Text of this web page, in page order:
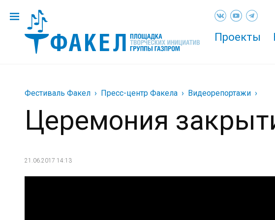
Проекты
Фестиваль Факел Пресс-центр Факела Видеорепортажи
Церемония
21.06.2017 14:13